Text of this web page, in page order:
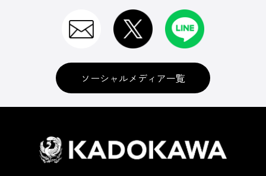
ソーシャルメディア一覧